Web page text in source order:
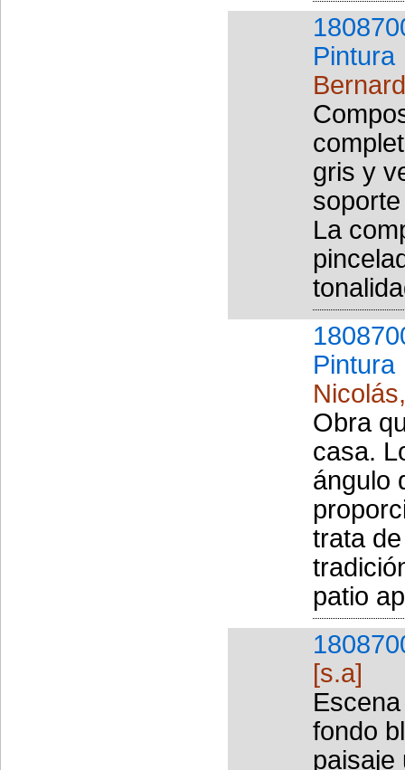
Pintura
gris y
La
Pintura
Obra
casa.
ángulo
trata
patio
[s.a]
fondo
paisaje